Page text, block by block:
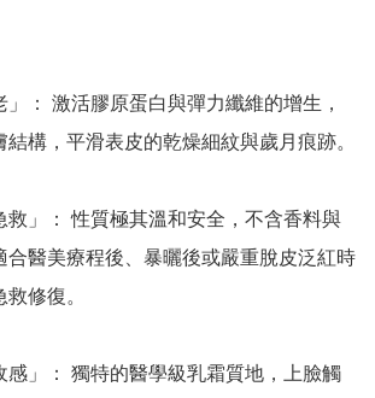
」： 激活膠原蛋白與彈力纖維的增生，
構，平滑表皮的乾燥細紋與歲月痕跡。
救」： 性質極其溫和安全，不含香料與
合醫美療程後、暴曬後或嚴重脫皮泛紅時
修復。
感」： 獨特的醫學級乳霜質地，上臉觸